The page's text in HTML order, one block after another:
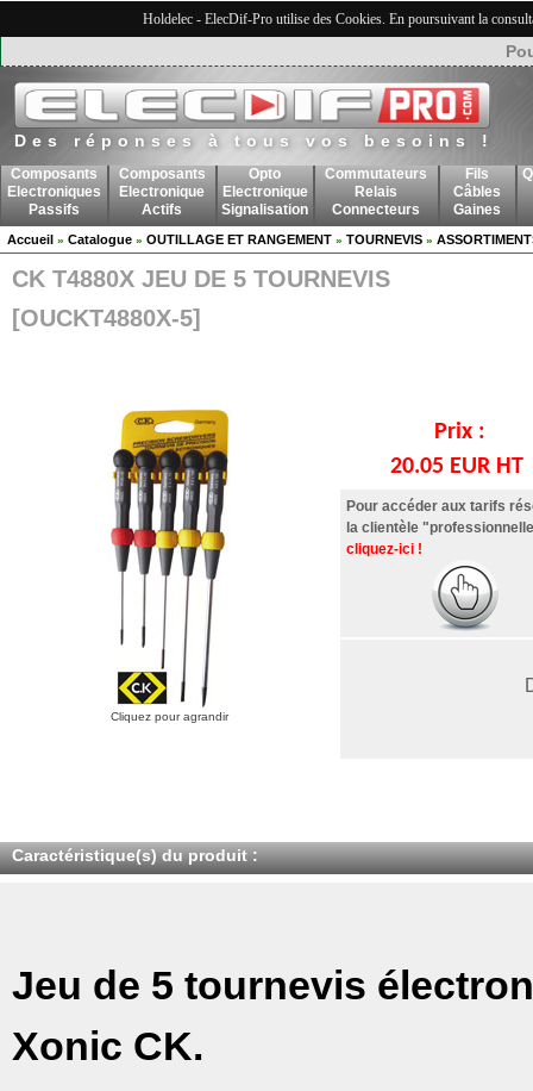
Holdelec - ElecDif-Pro utilise des Cookies. En poursuivant la
Des réponses à tous vos besoins !
Composants
Electroniques
Passifs
Composants
Electronique
Actifs
Opto
Electronique
Signalisation
Commutateurs
Relais
Connecteurs
Fils
Câbles
Gaines
Accueil » Catalogue » OUTILLAGE ET RANGEMENT » TOURNEVIS »
CK T4880X JEU DE 5 TOURNEVIS
[OUCKT4880X-5]
Cliquez pour agrandir
Prix :
20.05 EUR HT
Pour accéder aux tarifs
la clientèle
cliquez-ici !
Caractéristique(s) du produit :
Jeu de 5 tournevis
Xonic CK.